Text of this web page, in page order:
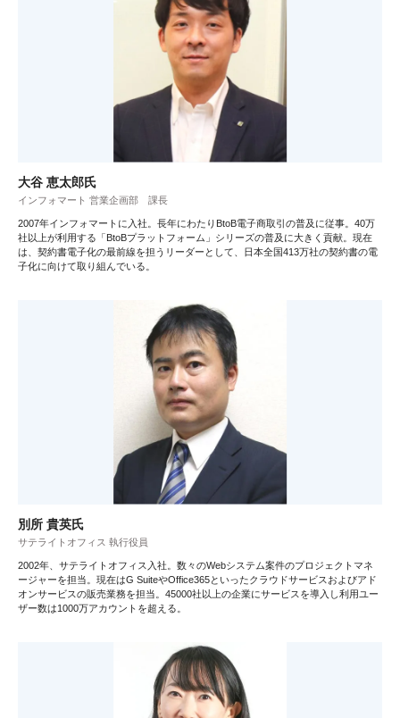
大谷 恵太郎氏
インフォマート 営業企画部 課長
2007年インフォマートに入社。長年にわたりBtoB電子商取引の普及に従事。40万
社以上が利用する「BtoBプラットフォーム」シリーズの普及に大きく貢献。現在
は、契約書電子化の最前線を担うリーダーとして、日本全国413万社の契約書の電
子化に向けて取り組んでいる。
別所 貴英氏
サテライトオフィス 執行役員
2002年、サテライトオフィス入社。数々のWebシステム案件のプロジェクトマネ
ージャーを担当。現在はG SuiteやOffice365といったクラウドサービスおよびアド
オンサービスの販売業務を担当。45000社以上の企業にサービスを導入し利用ユー
ザー数は1000万アカウントを超える。